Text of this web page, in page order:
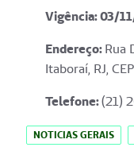
Vigência: 03/
Endereço:Rua
Itaboraí, RJ,
Telefone:(21)
NOTICIAS GERAIS